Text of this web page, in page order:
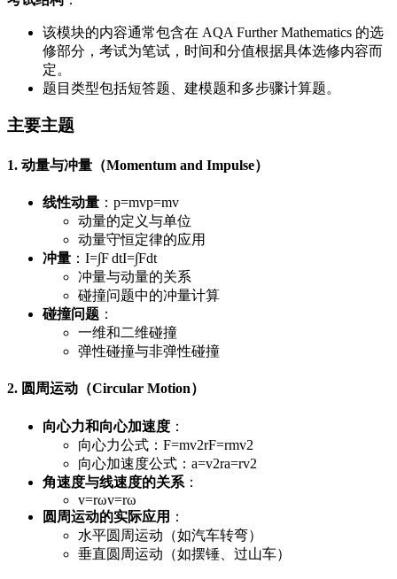
该模块的内容通常包含在 AQA Further Mathematics 的选
修部分，考试为笔试，时间和分值根据具体选修内容而
定。
题目类型包括短答题、建模题和多步骤计算题。
主要主题
1. 动量与冲量（Momentum and Impulse）
线性动量 ： p=mvp=mv
动量的定义与单位
动量守恒定律的应用
冲量 ： I=∫F dtI=∫Fdt
冲量与动量的关系
碰撞问题中的冲量计算
碰撞问题 ：
一维和二维碰撞
弹性碰撞与非弹性碰撞
2. 圆周运动（Circular Motion）
向心力和向心加速度 ：
向心力公式： F=mv2rF=rmv2
向心加速度公式： a=v2ra=rv2
角速度与线速度的关系 ：
v=rωv=rω
圆周运动的实际应用 ：
水平圆周运动（如汽车转弯）
垂直圆周运动（如摆锤、过山车）